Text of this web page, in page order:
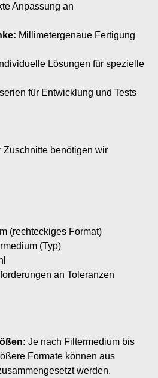
Anpassung an
Millimetergenaue Fertigung
Lösungen für spezielle
für Entwicklung und Tests
Zuschnitte benötigen wir
(rechteckiges Format)
(Typ)
an Toleranzen
Je nach Filtermedium bis
Formate können aus
werden.